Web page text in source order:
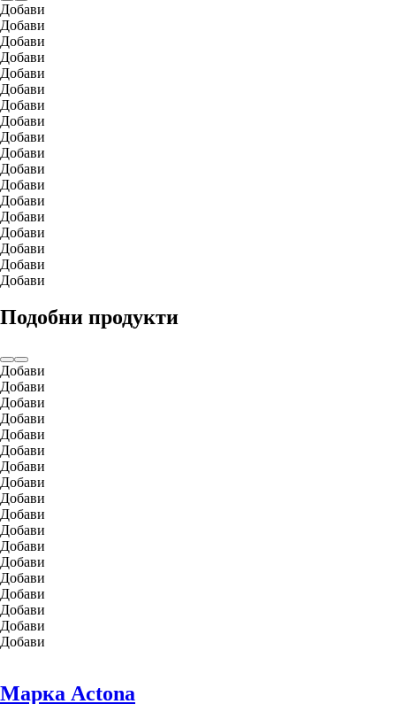
Добави
Добави
Добави
Добави
Добави
Добави
Добави
Добави
Добави
Добави
Добави
Добави
Добави
Добави
Добави
Добави
Добави
Добави
Подобни продукти
Добави
Добави
Добави
Добави
Добави
Добави
Добави
Добави
Добави
Добави
Добави
Добави
Добави
Добави
Добави
Добави
Добави
Добави
Марка Actona